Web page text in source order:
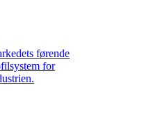
førende
for